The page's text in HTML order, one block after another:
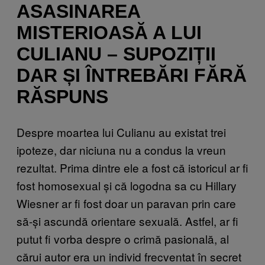
ASASINAREA
MISTERIOASĂ A LUI
CULIANU – SUPOZIȚII
DAR ȘI ÎNTREBĂRI FĂRĂ
RĂSPUNS
Despre moartea lui Culianu au existat trei
ipoteze, dar niciuna nu a condus la vreun
rezultat. Prima dintre ele a fost că istoricul ar fi
fost homosexual și că logodna sa cu Hillary
Wiesner ar fi fost doar un paravan prin care
să-și ascundă orientare sexuală. Astfel, ar fi
putut fi vorba despre o crimă pasională, al
cărui autor era un individ frecventat în secret